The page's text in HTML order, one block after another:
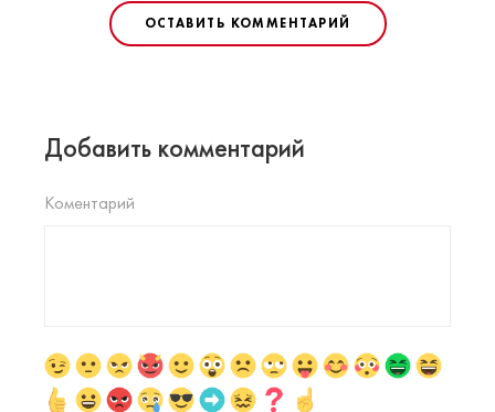
ОСТАВИТЬ КОММЕНТАРИЙ
Добавить комментарий
Коментарий